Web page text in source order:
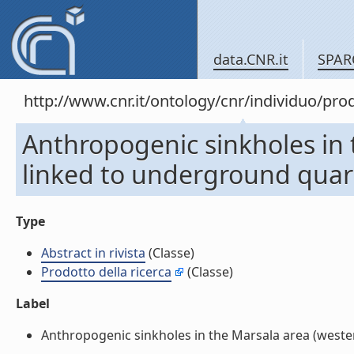
data.CNR.it
http://www.cnr.it/ontology/cnr/individuo/
Anthropogenic sinkholes in
linked to underground
Type
Abstract in rivista (Classe)
Prodotto della ricerca
(Classe)
Label
Anthropogenic sinkholes in the Marsala area